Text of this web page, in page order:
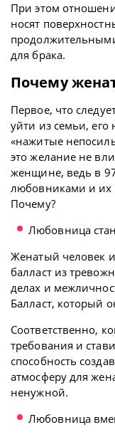
При этом
носят
для брака.
Почему
Первое, что
уйти из семьи,
«нажитые
это желание не
женщине, ведь в
любовниками и их
Почему?
Любовница
Женатый человек
балласт из
делах и
Балласт, который
Соответственно,
требования и
способность
атмосферу для
ненужной.
Любовница